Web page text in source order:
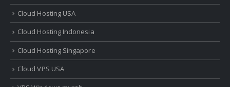
Cloud Hosting USA
Cloud Hosting Indonesia
Cloud Hosting Singapore
Cloud VPS USA